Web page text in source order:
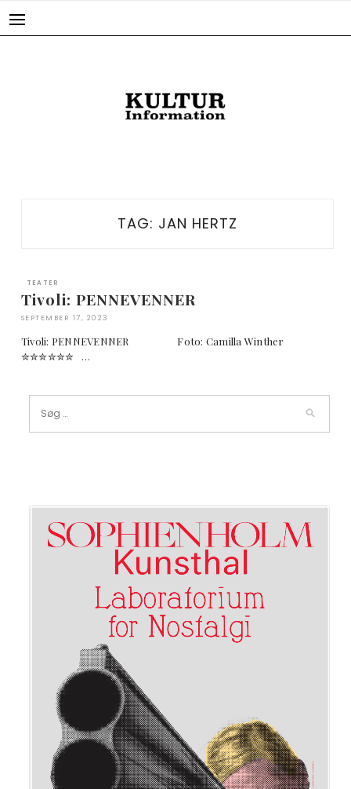
TAG: JAN HERTZ
TEATER
Tivoli: PENNEVENNER
SEPTEMBER 17, 2023
Tivoli: PENNEVENNER Foto: Camilla Winther
✮✮✮✮✮✮ …